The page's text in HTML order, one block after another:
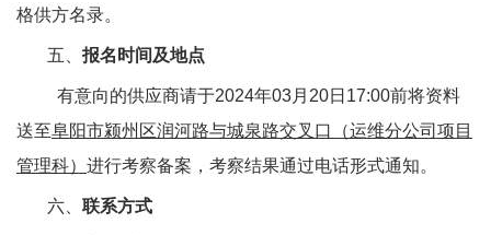
格供方名录。
五、 报名时间及地点
有意向的供应商请于2024年03月20日17:00前将资料
送至阜阳市颍州区润河路与城泉路交叉口（运维分公司项目
管理科） 进行考察备案，考察结果通过电话形式通知。
六、 联系方式